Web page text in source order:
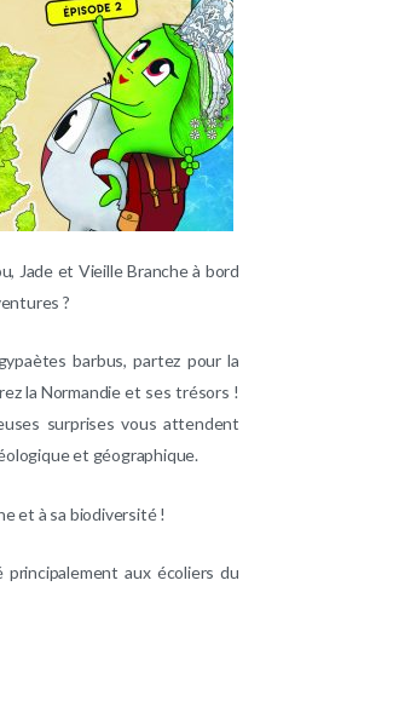
Jade et Vieille Branche à bord
?
barbus, partez pour la
la Normandie et ses trésors !
surprises vous attendent
et géographique.
et à sa biodiversité !
aux écoliers du